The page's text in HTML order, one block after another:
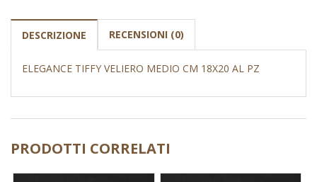
DESCRIZIONE RECENSIONI (0)
ELEGANCE TIFFY VELIERO MEDIO CM 18X20 AL PZ
PRODOTTI CORRELATI